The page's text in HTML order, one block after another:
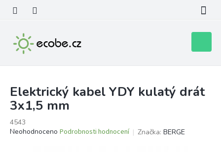
obsah
košík
Elektrický kabel YDY kulatý drát
3x1,5 mm
4543
Průměrné
Neohodnoceno Podrobnosti hodnocení Značka: BERGE